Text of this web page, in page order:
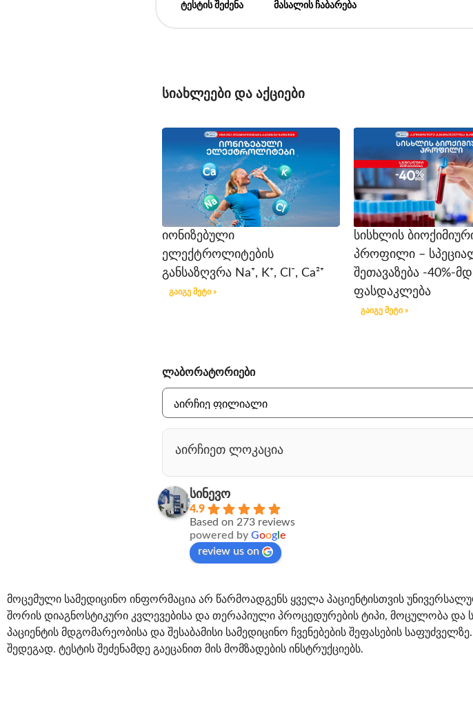
ტესტის შეძენა მასალის ჩაბარება
სიახლეები და აქციები
იონიზებული
ელექტროლიტების
განსაზღვრა Na⁺, K⁺, Cl⁻, Ca²⁺
გაიგე მეტი »
სისხლის
პროფილი –
შეთავაზება -40%-
ფასდაკლება
გაიგე მეტი »
ლაბორატორიები
აირჩიეთ ლოკაცია
სინევო
4.9
Based on 273 reviews
powered byGoog le
review us on
მოცემული სამედიცინო ინფორმაცია არ წარმოადგენს ყველა პაციენტისთვის
შორის დიაგნოსტიკური კვლევებისა და თერაპიული პროცედურების ტიპი, მოცულობა და
პაციენტის მდგომარეობისა და შესაბამისი სამედიცინო ჩვენებების შეფასების
შედეგად. ტესტის შეძენამდე გაეცანით მის მომზადების ინსტრუქციებს.